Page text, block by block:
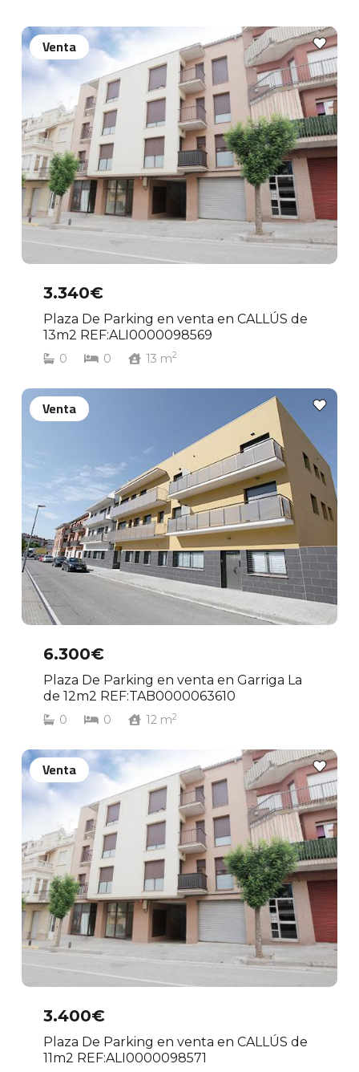
3.340€
Plaza De Parking en venta en CALLÚS de
13m2 REF:ALI0000098569
0 0 13 m2
Venta
6.300€
Plaza De Parking en venta en Garriga La
de 12m2 REF:TAB0000063610
0 0 12m2
Venta
3.400€
Plaza De Parking en venta en CALLÚS de
11m2 REF:ALI0000098571
Venta